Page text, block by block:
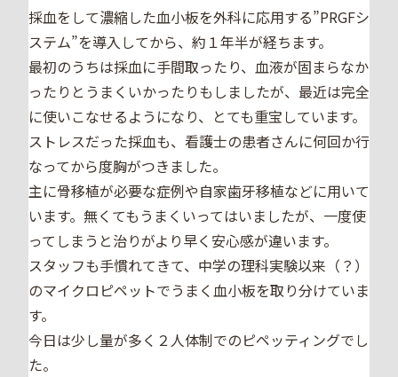
採血をして濃縮した血小板を外科に応用する”PRGFシ
ステム”を導入してから、約１年半が経ちます。
最初のうちは採血に手間取ったり、血液が固まらなか
ったりとうまくいかったりもしましたが、最近は完全
に使いこなせるようになり、とても重宝しています。
ストレスだった採血も、看護士の患者さんに何回か行
なってから度胸がつきました。
主に骨移植が必要な症例や自家歯牙移植などに用いて
います。無くてもうまくいってはいましたが、一度使
ってしまうと治りがより早く安心感が違います。
スタッフも手慣れてきて、中学の理科実験以来（？）
のマイクロピペットでうまく血小板を取り分けていま
す。
今日は少し量が多く２人体制でのピペッティングでし
た。